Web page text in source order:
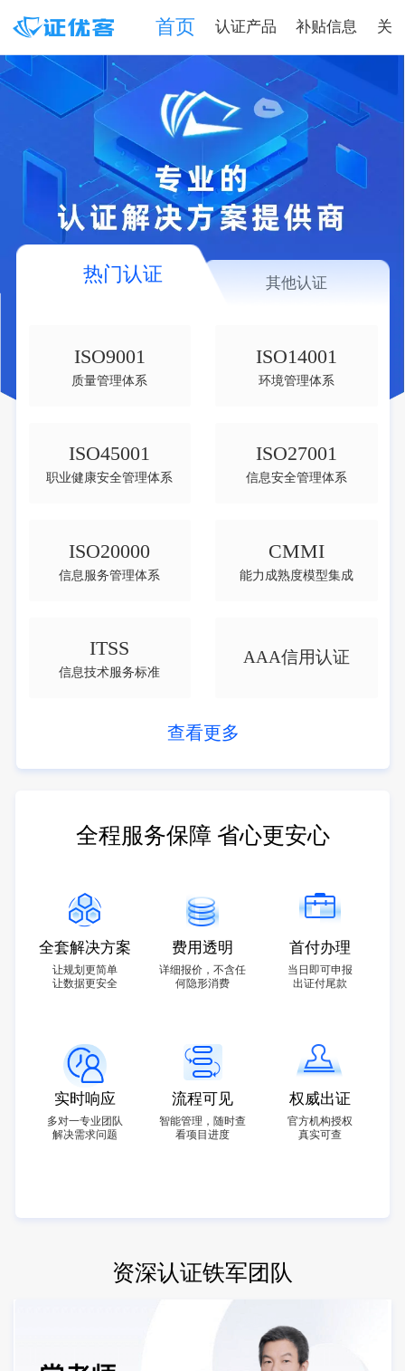
首页 认证产品 补贴信息 关
热门认证 其他认证
ISO9001
质量管理体系
ISO14001
环境管理体系
ISO45001
职业健康安全管理体系
ISO27001
信息安全管理体系
ISO20000
信息服务管理体系
CMMI
能力成熟度模型集成
ITSS
信息技术服务标准
AAA信用认证
查看更多
全程服务保障 省心更安心
全套解决方案
让规划更简单
让数据更安全
费用透明
详细报价，不含任
何隐形消费
首付办理
当日即可申报
出证付尾款
实时响应
多对一专业团队
解决需求问题
流程可见
智能管理，随时查
看项目进度
权威出证
官方机构授权
真实可查
资深认证铁军团队